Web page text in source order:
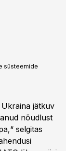
süsteemide
Ukraina jätkuv
nõudlust
selgitas